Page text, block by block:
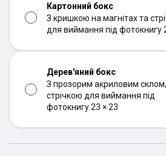
Картонний бокс
З кришкою на магнітах та
для виймання під фотокнигу
Дерев'яний бокс
З прозорим акриловим склом,
стрічкою для виймання під
фотокнигу 23 × 23